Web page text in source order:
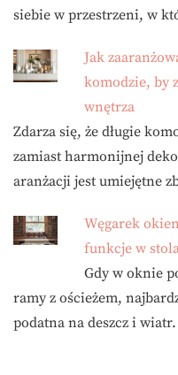
siebie w przestrzeni, w
Jak
komodzie, by
wnętrza
Zdarza się, że długie
zamiast harmonijnej
aranżacji jest umiejętne
Węgarek
funkcje w
Gdy w oknie
ramy z ościeżem,
podatna na deszcz i